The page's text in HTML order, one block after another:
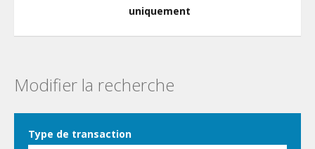
uniquement
Modifier la recherche
Type de transaction